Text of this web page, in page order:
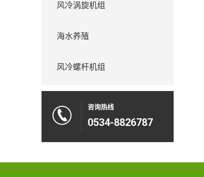
风冷涡旋机组
海水养殖
风冷螺杆机组
咨询热线
0534-8826787